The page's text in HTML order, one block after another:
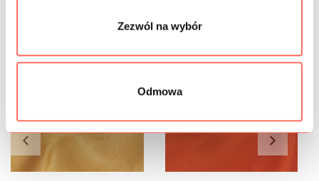
Zezwól na wybór
Odmowa